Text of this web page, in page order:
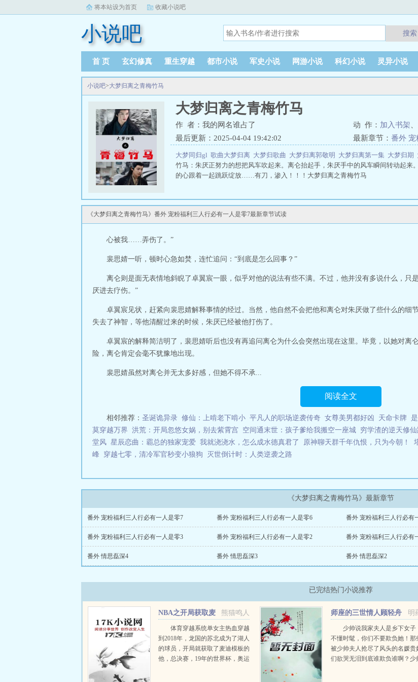
将本站设为首页 收藏小说吧
小说吧 搜索
首 页 玄幻修真 重生穿越 都市小说 军史小说 网游小说 科幻小说 灵异小说
小说吧>大梦归离之青梅竹马
大梦归离之青梅竹马
作 者：我的网名谁占了 动 作： 加入书架
最后更新：2025-04-04 19:42:02
最新章节： 番外 宠
大梦同归gl 歌曲大梦归离 大梦归歌曲 大梦归离郭敬明 大梦归离第一集 大梦归期
竹马：朱厌正努力的想把风车吹起来。离仑抬起手，朱厌手中的风车瞬间转动起来
的心跟着一起跳跃绽放……有刀，渗入！！！大梦归离之青梅竹马
《大梦归离之青梅竹马》番外 宠粉福利三人行必有一人是零7最新章节试读
心被我……弄伤了。”
裴思婧一听，顿时心急如焚，连忙追问：“到底是怎么回事？”
离仑则是面无表情地斜睨了卓翼宸一眼，似乎对他的说法有些不满。不过，他并没有多说什么，只
厌进去疗伤。”
卓翼宸见状，赶紧向裴思婧解释事情的经过。当然，他自然不会把他和离仑对朱厌做了些什么的细
失去了神智，等他清醒过来的时候，朱厌已经被他打伤了。
卓翼宸的解释简洁明了，裴思婧听后也没有再追问离仑为什么会突然出现在这里。毕竟，以她对离
险，离仑肯定会毫不犹豫地出现。
裴思婧虽然对离仑并无太多好感，但她不得不承...
阅读全文
相邻推荐： 圣诞诡异录 修仙：上啃老下啃小 平凡人的职场逆袭传奇 女尊美男都好凶 天命卡牌
莫穿越万界 洪荒：开局忽悠女娲，别去紫霄宫 空间通末世：孩子爹给我搬空一座城 穷学渣的逆天修仙
堂风 星辰恋曲：霸总的独家宠爱 我就浇浇水，怎么成水德真君了 原神聊天群千年仇恨，只为今朝！
峰
穿越七零，清冷军官秒变小狼狗 灭世倒计时：人类逆袭之路
《大梦归离之青梅竹马》最新章节
番外 宠粉福利三人行必有一人是零7 番外 宠粉福利三人行必有一人是零6 番外 宠粉福利三人行必有
番外 宠粉福利三人行必有一人是零3 番外 宠粉福利三人行必有一人是零2 番外 宠粉福利三人行必有
番外 情思磊深4 番外 情思磊深3 番外 情思磊深2
已完结热门小说推荐
熊猫鸣人
NBA之开局获取麦
迪模板体育穿越系统单女主热血穿越
到2018年，龙国的苏北成为了湖人
的球员，开局就获取了麦迪模板的
他，总决赛，19年的世界杯，奥运
明
师座的三世情人顾轻舟
司行霈少帅说我家夫人是乡下女子
不懂时髦，你们不要欺负她！那
被少帅夫人抢尽了风头的名媛贵
们欲哭无泪到底谁欺负谁啊？少